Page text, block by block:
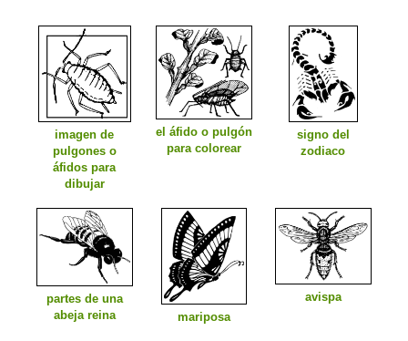
imagen de
pulgones o
áfidos para
dibujar
el áfido o pulgón
para colorear
signo del
zodiaco
partes de una
abeja reina
mariposa
avispa